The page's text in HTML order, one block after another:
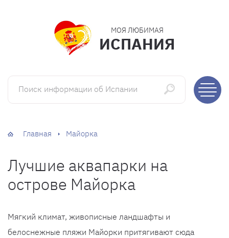
МОЯ ЛЮБИМАЯ
ИСПАНИЯ
Поиск информации об Испании
Главная Майорка
Лучшие аквапарки на
острове Майорка
Мягкий климат, живописные ландшафты и
белоснежные пляжи Майорки притягивают сюда